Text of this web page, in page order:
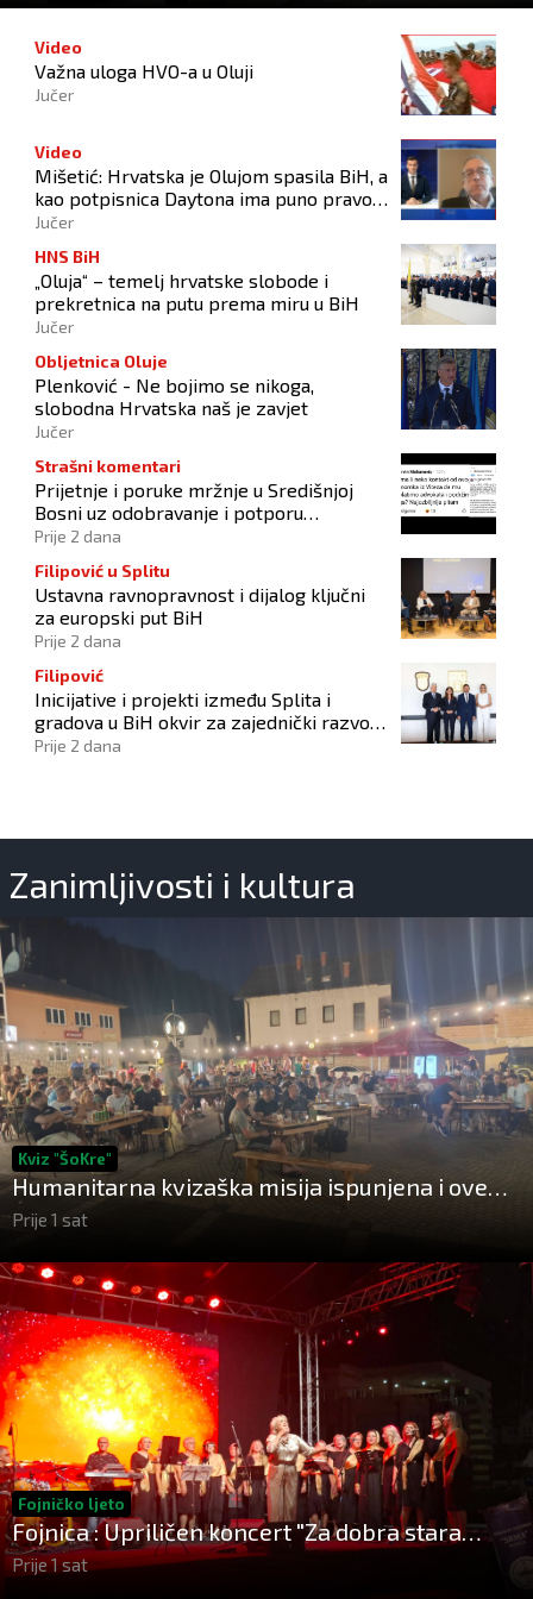
Video
Važna uloga HVO-a u Oluji
Jučer
Video
Mišetić: Hrvatska je Olujom spasila BiH, a
kao potpisnica Daytona ima puno pravo
štititi hrvatski narod
Jučer
HNS BiH
„Oluja“ – temelj hrvatske slobode i
prekretnica na putu prema miru u BiH
Jučer
Obljetnica Oluje
Plenković - Ne bojimo se nikoga,
slobodna Hrvatska naš je zavjet
Jučer
Strašni komentari
Prijetnje i poruke mržnje u Središnjoj
Bosni uz odobravanje i potporu
počinitelju
Prije 2 dana
Filipović u Splitu
Ustavna ravnopravnost i dijalog ključni
za europski put BiH
Prije 2 dana
Filipović
Inicijative i projekti između Splita i
gradova u BiH okvir za zajednički razvoj i
povezivanje
Prije 2 dana
Zanimljivosti i kultura
Kviz "ŠoKre"
Humanitarna kvizaška misija ispunjena i ove
godine!
Prije 1 sat
Fojničko ljeto
Fojnica : Upriličen koncert "Za dobra stara
vremena"
Prije 1 sat